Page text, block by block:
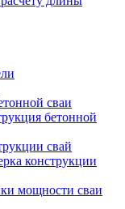
сваи
бетонной
свай
конструкции
мощности сваи